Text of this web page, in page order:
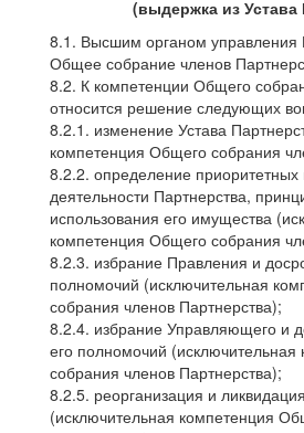
(выдержка из
8.1. Высшим органом управления
Общее собрание членов
8.2. К компетенции Общего
относится решение следующих
8.2.1. изменение Устава
компетенция Общего собрания
8.2.2. определение приоритетных
деятельности Партнерства,
использования его имущества
компетенция Общего собрания
8.2.3. избрание Правления и
полномочий (исключительная
собрания членов Партнерства);
8.2.4. избрание Управляющего и
его полномочий
собрания членов Партнерства);
8.2.5. реорганизация и
(исключительная компетенция